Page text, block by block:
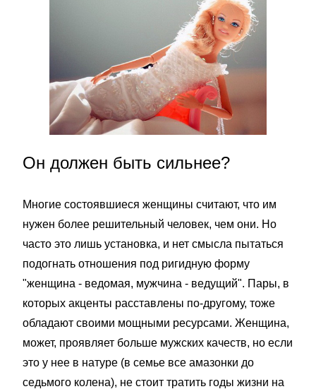
Он должен быть сильнее?
Многие состоявшиеся женщины считают, что им
нужен более решительный человек, чем они. Но
часто это лишь установка, и нет смысла пытаться
подогнать отношения под ригидную форму
"женщина - ведомая, мужчина - ведущий". Пары, в
которых акценты расставлены по-другому, тоже
обладают своими мощными ресурсами. Женщина,
может, проявляет больше мужских качеств, но если
это у нее в натуре (в семье все амазонки до
седьмого колена), не стоит тратить годы жизни на